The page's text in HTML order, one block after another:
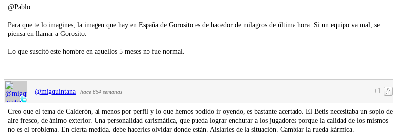
@Pablo
Para que te lo imagines, la imagen que hay en España de Gorosito es de hacedor de milagros de última hora. Si un equipo va mal, se
piensa en llamar a Gorosito.
Lo que suscitó este hombre en aquellos 5 meses no fue normal.
+1
@migquintana · hace 654 semanas
Creo que el tema de Calderón, al menos por perfil y lo que hemos podido ir oyendo, es bastante acertado. El Betis necesitaba un soplo de
aire fresco, de ánimo exterior. Una personalidad carismática, que pueda lograr enchufar a los jugadores porque la calidad de los mismos
no es el problema. En cierta medida, debe hacerles olvidar donde están. Aislarles de la situación. Cambiar la rueda kármica.